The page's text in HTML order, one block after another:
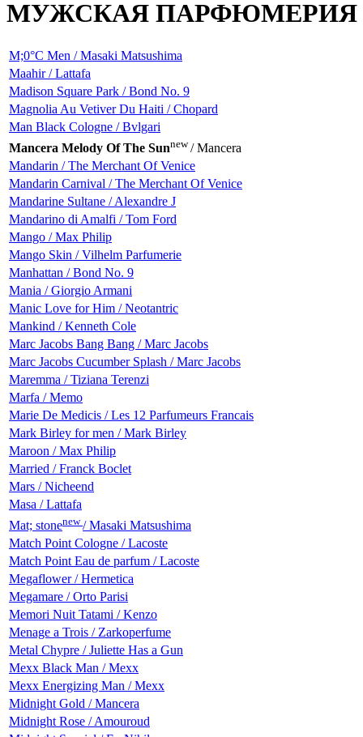
МУЖСКАЯ ПАРФЮМЕРИЯ
M;0°С Men / Masaki Matsushima
Maahir / Lattafa
Madison Square Park / Bond No. 9
Magnolia Au Vetiver Du Haiti / Chopard
Man Black Cologne / Bvlgari
Mancera Melody Of The Sunnew/ Mancera
Mandarin / The Merchant Of Venice
Mandarin Carnival / The Merchant Of Venice
Mandarine Sultane / Alexandre J
Mandarino di Amalfi / Tom Ford
Mango / Max Philip
Mango Skin / Vilhelm Parfumerie
Manhattan / Bond No. 9
Mania / Giorgio Armani
Manic Love for Him / Neotantric
Mankind / Kenneth Cole
Marc Jacobs Bang Bang / Marc Jacobs
Marc Jacobs Cucumber Splash / Marc Jacobs
Maremma / Tiziana Terenzi
Marfa / Memo
Marie De Medicis / Les 12 Parfumeurs Francais
Mark Birley for men / Mark Birley
Maroon / Max Philip
Married / Franck Boclet
Mars / Nicheend
Masa / Lattafa
Mat; stonenew/ Masaki Matsushima
Match Point Cologne / Lacoste
Match Point Eau de parfum / Lacoste
Megaflower / Hermetica
Megamare / Orto Parisi
Memori Nuit Tatami / Kenzo
Menage a Trois / Zarkoperfume
Metal Chypre / Juliette Has a Gun
Mexx Black Man / Mexx
Mexx Energizing Man / Mexx
Midnight Gold / Mancera
Midnight Rose / Amouroud